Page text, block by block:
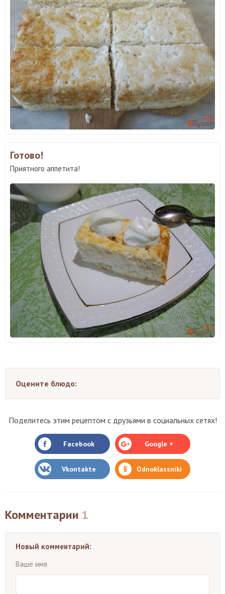
Готово!
Приятного аппетита!
Оцените блюдо:
Поделитесь этим рецептом с друзьями в социальных сетях!
Facebook Google +
Vkontakte Odnoklassniki
Комментарии 1
Новый комментарий:
Ваше имя